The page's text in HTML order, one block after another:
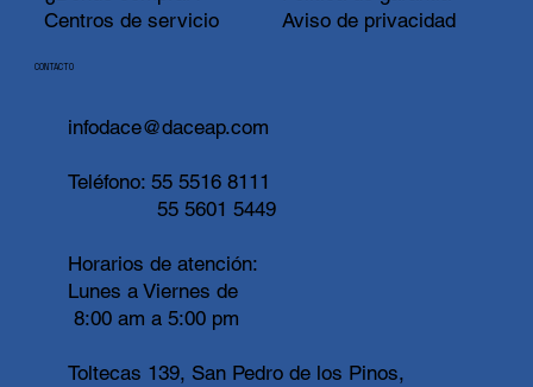
Centros de servicio
Aviso de privacidad
infodace@daceap.com
Teléfono:55 5516 8111
55 5601 5449
Horarios de atención:
Lunes a Viernes de
8:00 am a 5:00 pm
Toltecas 139, San Pedro de los Pinos,
CONTACTO